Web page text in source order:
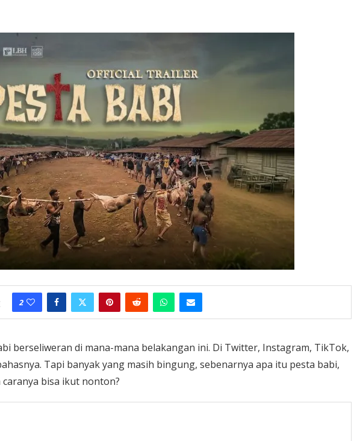
2
berseliweran di mana-mana belakangan ini. Di Twitter, Instagram, TikTok,
Tapi banyak yang masih bingung, sebenarnya apa itu pesta babi,
bisa ikut nonton?